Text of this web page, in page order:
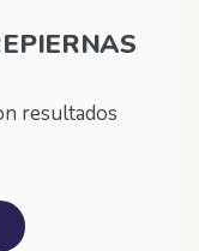
resultados